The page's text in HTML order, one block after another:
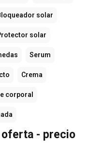
solar
solar
Serum
Crema
corporal
- precio